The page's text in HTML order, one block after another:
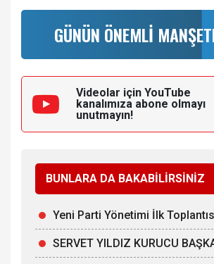
GÜNÜN ÖNEMLİ
Videolar için YouTube
kanalımıza abone olmayı
unutmayın!
BUNLARA DA BAKABİLİRSİNİZ
Yeni Parti Yönetimi İlk
SERVET YILDIZ KURUCU